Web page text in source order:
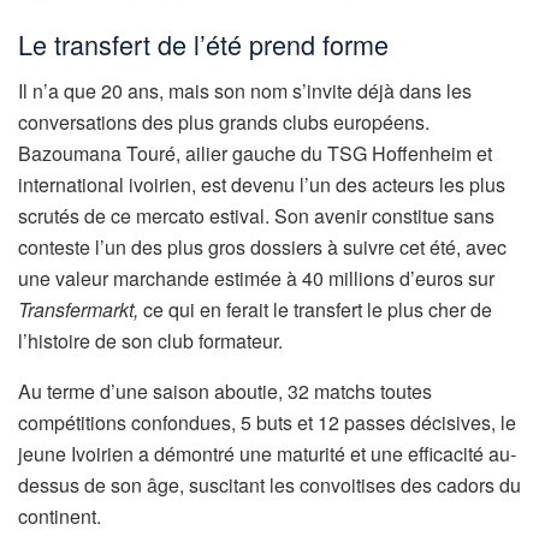
Le transfert de l’été prend forme
Il n’a que 20 ans, mais son nom s’invite déjà dans les
conversations des plus grands clubs européens.
Bazoumana Touré, ailier gauche du TSG Hoffenheim et
international ivoirien, est devenu l’un des acteurs les plus
scrutés de ce mercato estival. Son avenir constitue sans
conteste l’un des plus gros dossiers à suivre cet été, avec
une valeur marchande estimée à 40 millions d’euros sur
Transfermarkt, ce qui en ferait le transfert le plus cher de
l’histoire de son club formateur.
Au terme d’une saison aboutie, 32 matchs toutes
compétitions confondues, 5 buts et 12 passes décisives, le
jeune Ivoirien a démontré une maturité et une efficacité au-
dessus de son âge, suscitant les convoitises des cadors du
continent.